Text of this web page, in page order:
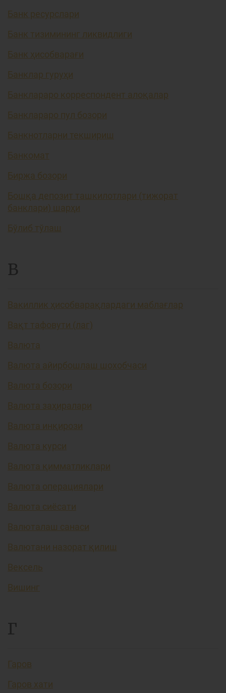
Банк ресурслари
Банк тизимининг ликвидлиги
Банк ҳисобварағи
Банклар гуруҳи
Банклараро корреспондент алоқалар
Банклараро пул бозори
Банкнотларни текшириш
Банкомат
Биржа бозори
Бошқа депозит ташкилотлари (тижорат
банклари) шарҳи
Бўлиб тўлаш
В
Вакиллик ҳисобварақлардаги маблағлар
Вақт тафовути (лаг)
Валюта
Валюта айирбошлаш шохобчаси
Валюта бозори
Валюта заҳиралари
Валюта инқирози
Валюта курси
Валюта қимматликлари
Валюта операциялари
Валюта сиёсати
Валюталаш санаси
Валютани назорат қилиш
Вексель
Вишинг
Г
Гаров
Гаров хати